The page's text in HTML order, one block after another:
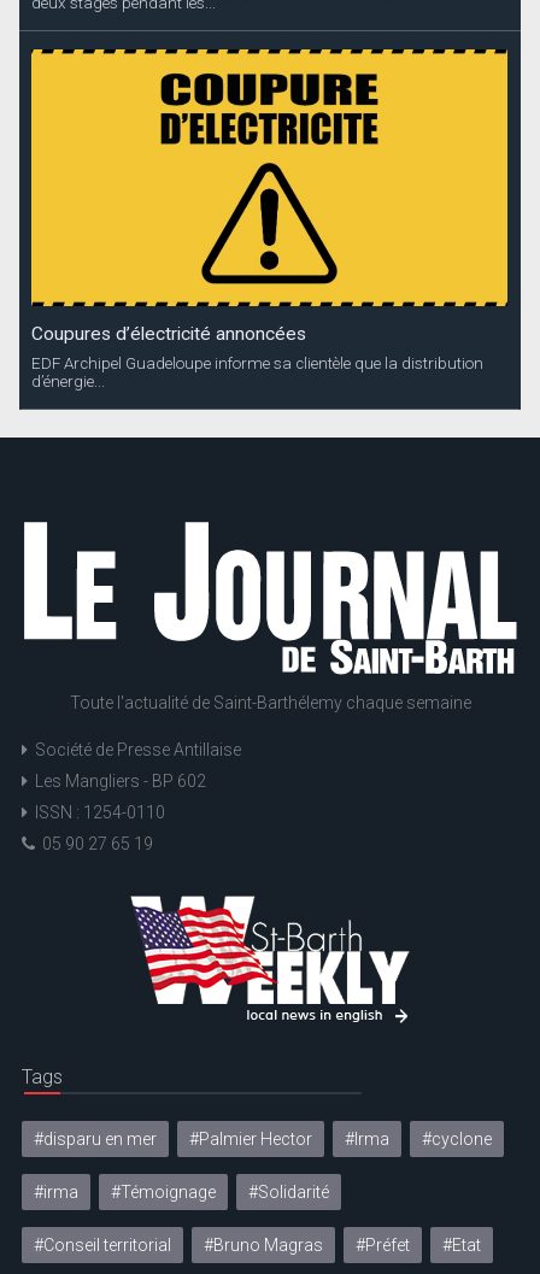
Coupures d’électricité annoncées
EDF Archipel Guadeloupe informe sa clientèle que la distribution
d’énergie...
Toute l'actualité de Saint-Barthélemy chaque semaine
Société de Presse Antillaise
Les Mangliers - BP 602
ISSN : 1254-0110
05 90 27 65 19
Tags
#disparu en mer #Palmier Hector #Irma #cyclone
#irma #Témoignage #Solidarité
#Conseil territorial #Bruno Magras #Préfet #Etat